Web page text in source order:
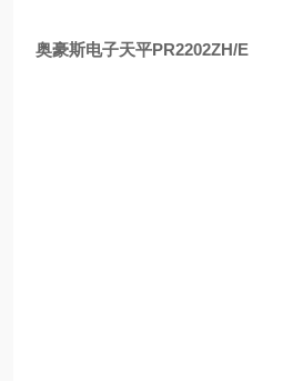
奥豪斯电子天平PR2202ZH/E